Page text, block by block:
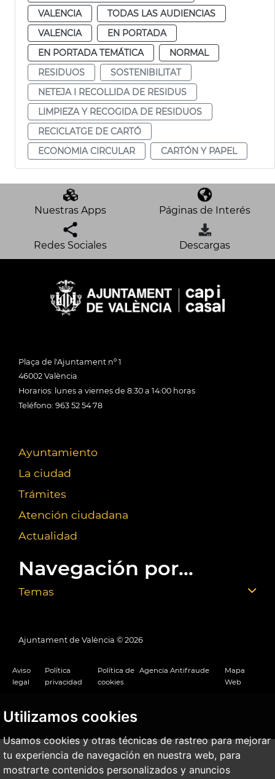
Utilizamos cookies
Usamos cookies y otras técnicas de rastreo para mejorar
tu experiencia de navegación en nuestra web, para
mostrarte contenidos personalizados y anuncios
VALENCIA
TODAS LAS AUDIENCIAS
VALENCIA
EN PORTADA
EN PORTADA TEMÁTICA
NORMAL
RESIDUOS
SOSTENIBILITAT
NETEJA I RECOLLIDA DE RESIDUS
LIMPIEZA Y RECOGIDA DE RESIDUOS
RECICLATGE DE CARTÓ
ECONOMIA CIRCULAR
CARTÓN Y PAPEL
Nuestras Apps Páginas de Interés
Redes Sociales Descargas
Plaça de l'Ajuntament nº 1
46002 València
Horarios: lunes a viernes de 8:30 a 14:00 horas
Teléfono: 963 52 54 78
Ayuntamiento
La ciudad
Trámites
Atención ciudadana
Actualidad
Navegación por...
Temas
Ajuntament de València © 2026
Aviso
legal
Política
privacidad
Política de
cookies
Agencia Antifraude
Mapa
Web